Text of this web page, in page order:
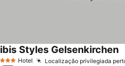
3 EstrelasHotel Localização privilegiada
ibis Styles Gelsenkirchen